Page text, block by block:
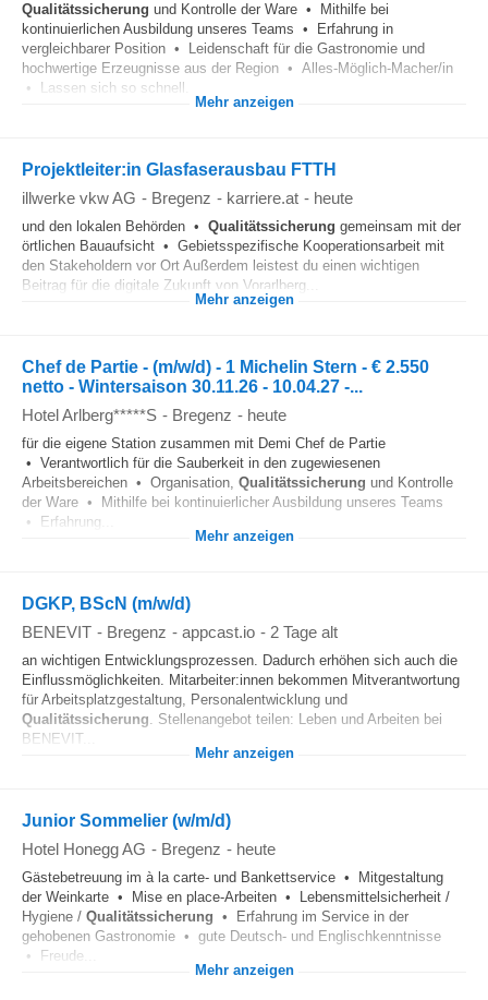
Qualitätssicherung und Kontrolle der Ware • Mithilfe bei
kontinuierlichen Ausbildung unseres Teams • Erfahrung in
vergleichbarer Position • Leidenschaft für die Gastronomie und
hochwertige Erzeugnisse aus der Region • Alles-Möglich-Macher/in
• Lassen sich so schnell...
Mehr anzeigen
Projektleiter:in Glasfaserausbau FTTH
illwerke vkw AG - Bregenz - karriere.at - heute
und den lokalen Behörden • Qualitätssicherung gemeinsam mit der
örtlichen Bauaufsicht • Gebietsspezifische Kooperationsarbeit mit
den Stakeholdern vor Ort Außerdem leistest du einen wichtigen
Beitrag für die digitale Zukunft von Vorarlberg...
Mehr anzeigen
Chef de Partie - (m/w/d) - 1 Michelin Stern - € 2.550
netto - Wintersaison 30.11.26 - 10.04.27 -...
Hotel Arlberg*****S - Bregenz - heute
für die eigene Station zusammen mit Demi Chef de Partie
• Verantwortlich für die Sauberkeit in den zugewiesenen
Arbeitsbereichen • Organisation, Qualitätssicherung und Kontrolle
der Ware • Mithilfe bei kontinuierlicher Ausbildung unseres Teams
• Erfahrung...
Mehr anzeigen
DGKP, BScN (m/w/d)
BENEVIT - Bregenz - appcast.io - 2 Tage alt
an wichtigen Entwicklungsprozessen. Dadurch erhöhen sich auch die
Einflussmöglichkeiten. Mitarbeiter:innen bekommen Mitverantwortung
für Arbeitsplatzgestaltung, Personalentwicklung und
Qualitätssicherung. Stellenangebot teilen: Leben und Arbeiten bei
BENEVIT...
Mehr anzeigen
Junior Sommelier (w/m/d)
Hotel Honegg AG - Bregenz - heute
Gästebetreuung im à la carte- und Bankettservice • Mitgestaltung
der Weinkarte • Mise en place-Arbeiten • Lebensmittelsicherheit /
Hygiene / Qualitätssicherung • Erfahrung im Service in der
gehobenen Gastronomie • gute Deutsch- und Englischkenntnisse
• Freude...
Mehr anzeigen